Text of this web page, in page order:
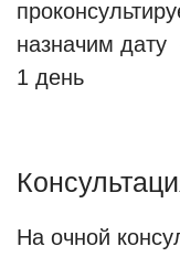
щадящие для
Лечение
Аппендицит
его удаляют
путем. Здесь
проведения
назначим дату
1 день
На очной